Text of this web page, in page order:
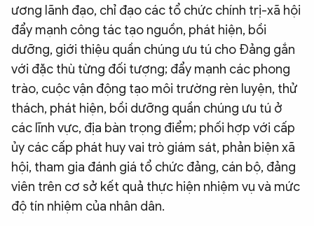
ương lãnh đạo, chỉ đạo các tổ chức chính trị-xã hội
đẩy mạnh công tác tạo nguồn, phát hiện, bồi
dưỡng, giới thiệu quần chúng ưu tú cho Đảng gắn
với đặc thù từng đối tượng; đẩy mạnh các phong
trào, cuộc vận động tạo môi trường rèn luyện, thử
thách, phát hiện, bồi dưỡng quần chúng ưu tú ở
các lĩnh vực, địa bàn trọng điểm; phối hợp với cấp
ủy các cấp phát huy vai trò giám sát, phản biện xã
hội, tham gia đánh giá tổ chức đảng, cán bộ, đảng
viên trên cơ sở kết quả thực hiện nhiệm vụ và mức
độ tín nhiệm của nhân dân.